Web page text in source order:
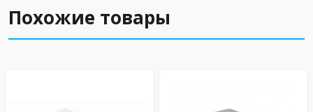
Похожие товары